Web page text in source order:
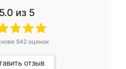
5.0 из 5
942оценок
отзыв